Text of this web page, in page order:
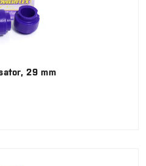
29 mm